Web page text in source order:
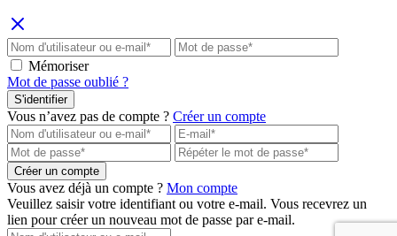
Mémoriser
Mot de passe oublié ?
S'identifier
Vous n’avez pas de compte ? Créer un compte
Créer un compte
Vous avez déjà un compte ? Mon compte
Veuillez saisir votre identifiant ou votre e-mail. Vous recevrez un
lien pour créer un nouveau mot de passe par e-mail.